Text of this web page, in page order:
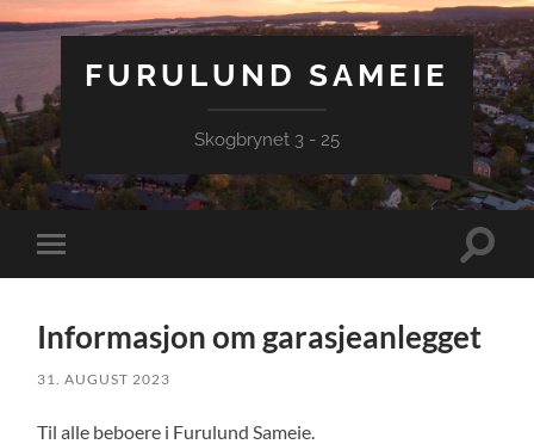
FURULUND SAMEIE
Skogbrynet 3 - 25
Veksle
mobilmeny
Veksle
Informasjon om garasjeanlegget
31. AUGUST 2023
Til alle beboere i Furulund Sameie.